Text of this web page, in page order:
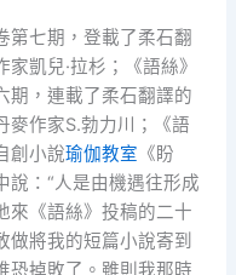
第七期，登載了柔石翻
凱兒·拉杉；《語絲》
期，連載了柔石翻譯的
麥作家S.勃力川；《語
創小說瑜伽教室 《盼
說：“人是由機遇往形成
來《語絲》投稿的二十
做將我的短篇小說寄到
恐掉敗了。雖則我那時